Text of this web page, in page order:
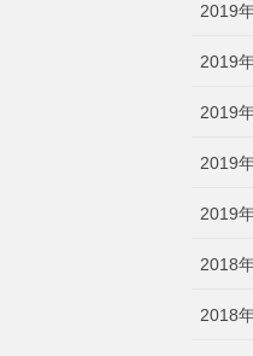
2019
2019
2019
2019
2019
2018
2018